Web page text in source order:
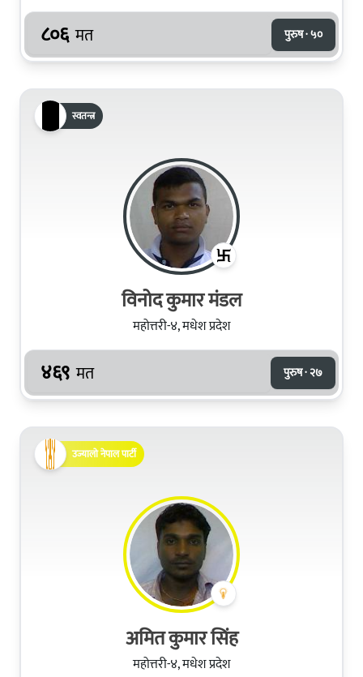
८०६ मत पुरुष · ५०
स्वतन्त्र
विनोद कुमार मंडल
महोत्तरी-४, मधेश प्रदेश
४६९ मत पुरुष · २७
उज्यालो नेपाल पार्टी
अमित कुमार सिंह
महोत्तरी-४, मधेश प्रदेश